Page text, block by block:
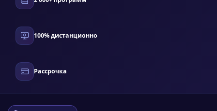
100% дистанционно
Рассрочка